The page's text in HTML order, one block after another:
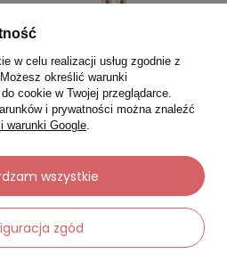
DEAR DAHLIA
Ginger Rose
97,30 zł
Najniższa cena:118,15 zł
w celu realizacji usług zgodnie z
określić warunki
cookie w Twojej przeglądarce.
i prywatności można znaleźć
warunki Google.
zgód
wszystkie